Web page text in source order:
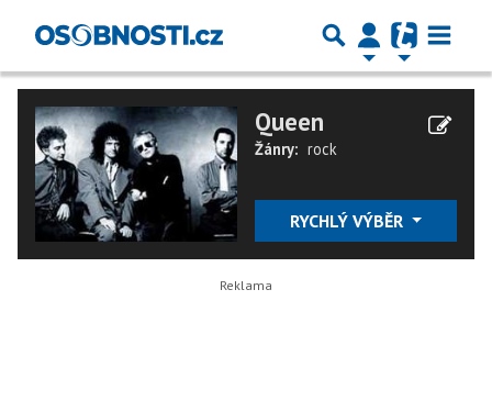
Queen
Žánry: rock
RYCHLÝ VÝBĚR